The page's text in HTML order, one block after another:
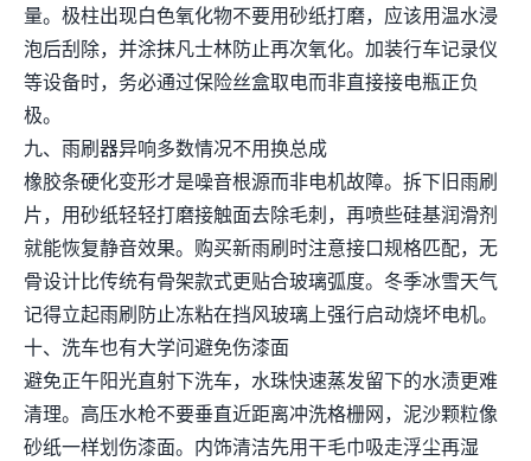
量。极柱出现白色氧化物不要用砂纸打磨，应该用温水浸
泡后刮除，并涂抹凡士林防止再次氧化。加装行车记录仪
等设备时，务必通过保险丝盒取电而非直接接电瓶正负
极。
九、雨刷器异响多数情况不用换总成
橡胶条硬化变形才是噪音根源而非电机故障。拆下旧雨刷
片，用砂纸轻轻打磨接触面去除毛刺，再喷些硅基润滑剂
就能恢复静音效果。购买新雨刷时注意接口规格匹配，无
骨设计比传统有骨架款式更贴合玻璃弧度。冬季冰雪天气
记得立起雨刷防止冻粘在挡风玻璃上强行启动烧坏电机。
十、洗车也有大学问避免伤漆面
避免正午阳光直射下洗车，水珠快速蒸发留下的水渍更难
清理。高压水枪不要垂直近距离冲洗格栅网，泥沙颗粒像
砂纸一样划伤漆面。内饰清洁先用干毛巾吸走浮尘再湿